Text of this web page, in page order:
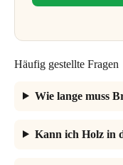
Häufig gestellte Fragen
Wie lange muss
Kann ich Holz in